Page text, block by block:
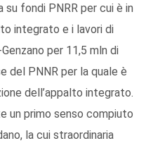
fondi PNRR per cui è in
integrato e i lavori di
per 11,5 mln di
del PNNR per la quale è
dell’appalto integrato.
un primo senso compiuto
la cui straordinaria